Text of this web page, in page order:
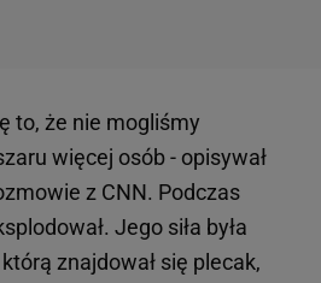
to, że nie mogliśmy
więcej osób - opisywał
z CNN. Podczas
Jego siła była
znajdował się plecak,